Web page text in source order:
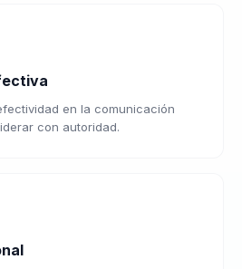
en la comunicación
con autoridad.